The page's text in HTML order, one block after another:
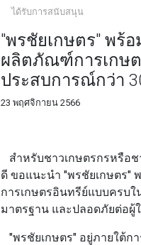
ได้รับการสนับสนุน
"พรชัยเกษตร" พร้
ผลิตภัณฑ์การเกษ
ประสบการณ์กว่า
23 พฤศจิกายน 2566
สำหรับชาวเกษตรกรหรือ
ดี ขอแนะนำ "พรชัยเกษตร"
การเกษตรอินทรีย์แบบครบ
มาตรฐาน และปลอดภัยต่อผู้
"พรชัยเกษตร" อยู่ภายใต้ก